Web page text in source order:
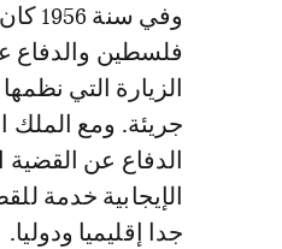
وفي
فلسطين والدفاع
الزيارة التي
جريئة. ومع
الدفاع عن القضية
الإيجابية خدمة
جدا إقليميا ودوليا.